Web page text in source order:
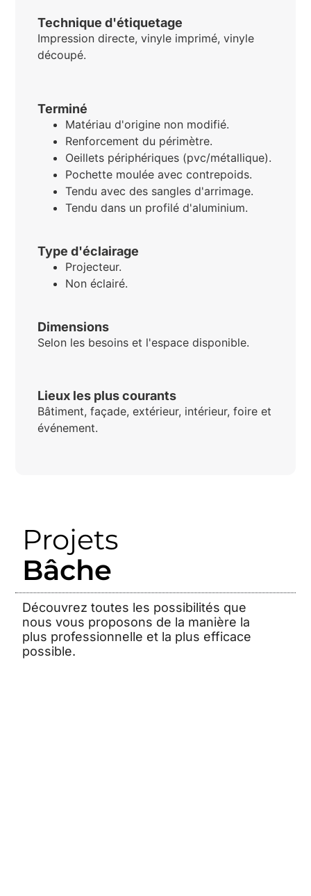
Technique d'étiquetage
Impression directe, vinyle imprimé, vinyle
découpé.
Terminé
Matériau d'origine non modifié.
Renforcement du périmètre.
Oeillets périphériques (pvc/métallique).
Pochette moulée avec contrepoids.
Tendu avec des sangles d'arrimage.
Tendu dans un profilé d'aluminium.
Type d'éclairage
Projecteur.
Non éclairé.
Dimensions
Selon les besoins et l'espace disponible.
Lieux les plus courants
Bâtiment, façade, extérieur, intérieur, foire et
événement.
Projets
Bâche
Découvrez toutes les possibilités que
nous vous proposons de la manière la
plus professionnelle et la plus efficace
possible.